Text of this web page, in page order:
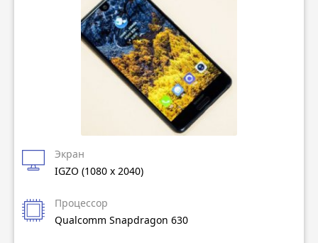
Экран
IGZO (1080 x 2040)
Процессор
Qualcomm Snapdragon 630